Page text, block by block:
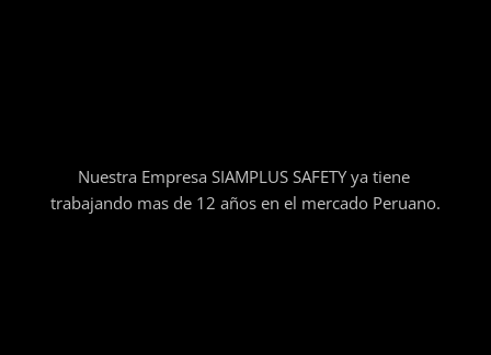
Nuestra Empresa SIAMPLUS SAFETY ya tiene
trabajando mas de 12 años en el mercado Peruano.